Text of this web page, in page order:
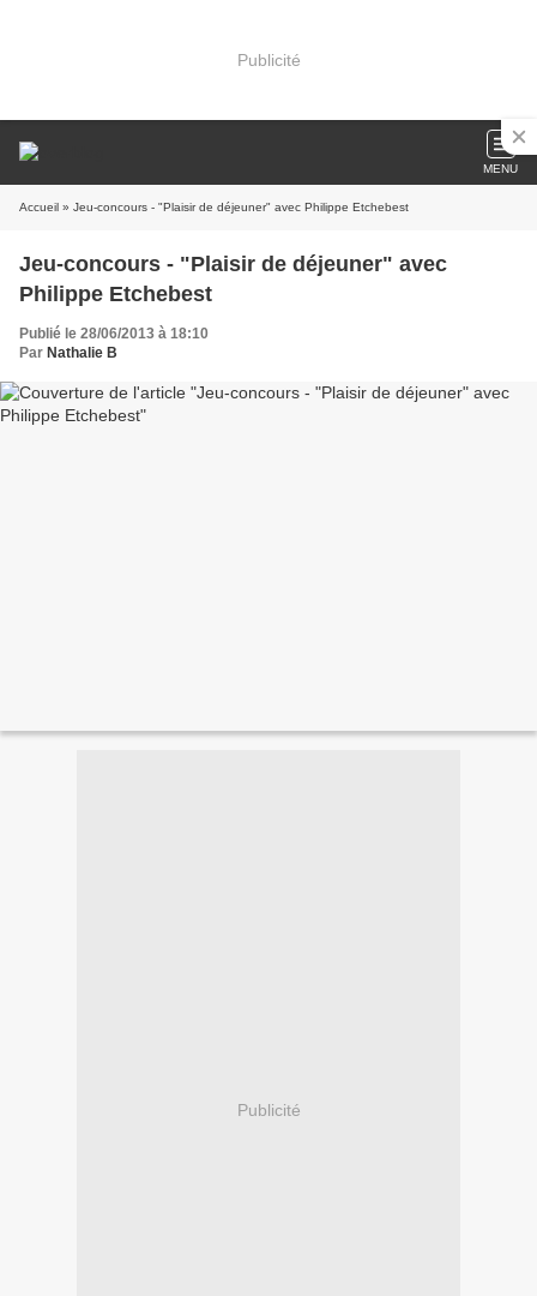
Publicité
MENU
Accueil » Jeu-concours - "Plaisir de déjeuner" avec Philippe Etchebest
Jeu-concours - "Plaisir de déjeuner" avec
Philippe Etchebest
Publié le 28/06/2013 à 18:10
Par Nathalie B
Publicité